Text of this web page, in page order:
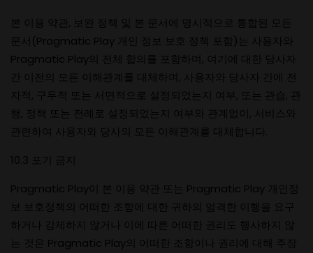
본 이용 약관, 보완 정책 및 본 문서에 명시적으로 통합된 모든
문서(Pragmatic Play 개인 정보 보호 정책 포함)는 사용자와
Pragmatic Play의 전체 합의를 포함하며, 여기에 대한 당사자
간 이전의 모든 이해관계를 대체하며, 사용자와 당사자 간에 전
자적, 구두적 또는 서면적으로 설정되었는지 여부, 또는 관습, 관
행, 정책 또는 전례로 설정되었는지 여부와 관계없이, 서비스와
관련하여 사용자와 당사의 모든 이해관계를 대체합니다.
10.3 포기 금지
Pragmatic Play이 본 이용 약관 또는 Pragmatic Play 개인정
보 보호정책의 어떠한 조항에 대한 귀하의 엄격한 이행을 요구
하거나 강제하지 않거나 이에 따른 어떠한 권리도 행사하지 않
는 것은 Pragmatic Play의 어떠한 조항이나 권리에 대해 주장